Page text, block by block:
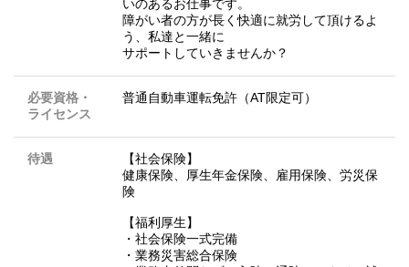
いのあるお仕事です。
障がい者の方が長く快適に就労して頂けるよ
う、私達と一緒に
サポートしていきませんか？
必要資格・
ライセンス
普通自動車運転免許（AT限定可）
待遇
【社会保険】
健康保険、厚生年金保険、雇用保険、労災保
険
【福利厚生】
・社会保険一式完備
・業務災害総合保険